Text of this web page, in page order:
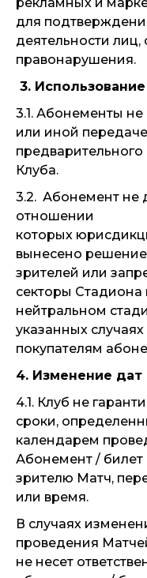
для
деятельности
правонарушения.
3.
3.1. Абонементы
или иной
предварительного
Клуба.
3.2. Абонемент не
отношении
которых
вынесено
зрителей или
секторы
нейтральном
указанных
покупателям
4. Изменение
4.1. Клуб не
сроки,
календарем
Абонемент / билет
зрителю Матч,
или время.
В случаях
проведения
не несет